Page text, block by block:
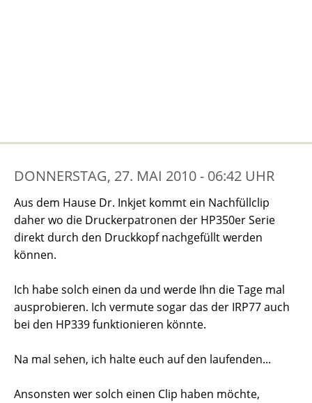
DONNERSTAG, 27. MAI 2010 - 06:42 UHR
Aus dem Hause Dr. Inkjet kommt ein Nachfüllclip
daher wo die Druckerpatronen der HP350er Serie
direkt durch den Druckkopf nachgefüllt werden
können.
Ich habe solch einen da und werde Ihn die Tage mal
ausprobieren. Ich vermute sogar das der IRP77 auch
bei den HP339 funktionieren könnte.
Na mal sehen, ich halte euch auf den laufenden...
Ansonsten wer solch einen Clip haben möchte,